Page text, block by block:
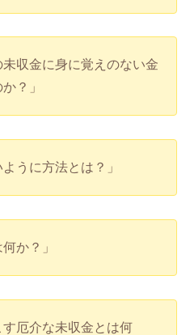
未収金に身に覚えのない金
？」
うに方法とは？」
か？」
す厄介な未収金とは何